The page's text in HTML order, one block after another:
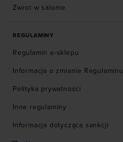
Zwrot w salonie
REGULAMINY
Regulamin e-sklepu
Informacja o zmianie Regulaminu
Polityka prywatności
Inne regulaminy
Informacja dotycząca sankcji